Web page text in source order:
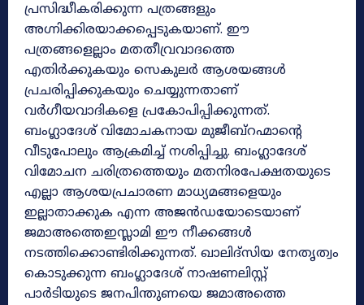
പ്രസിദ്ധീകരിക്കുന്ന പത്രങ്ങളും
അഗ്നിക്കിരയാക്കപ്പെടുകയാണ്. ഈ
പത്രങ്ങളെല്ലാം മതതീവ്രവാദത്തെ
എതിർക്കുകയും സെകുലർ ആശയങ്ങൾ
പ്രചരിപ്പിക്കുകയും ചെയ്യുന്നതാണ്
വർഗീയവാദികളെ പ്രകോപിപ്പിക്കുന്നത്.
ബംഗ്ലാദേശ് വിമോചകനായ മുജീബ്‌റഹ്മാന്റെ
വീടുപോലും ആക്രമിച്ച് നശിപ്പിച്ചു. ബംഗ്ലാദേശ്
വിമോചന ചരിത്രത്തെയും മതനിരപേക്ഷതയുടെ
എല്ലാ ആശയപ്രചാരണ മാധ്യമങ്ങളെയും
ഇല്ലാതാക്കുക എന്ന അജൻഡയോടെയാണ്
ജമാഅത്തെഇസ്ലാമി ഈ നീക്കങ്ങൾ
നടത്തിക്കൊണ്ടിരിക്കുന്നത്. ഖാലിദ്‌സിയ നേതൃത്വം
കൊടുക്കുന്ന ബംഗ്ലാദേശ് നാഷണലിസ്റ്റ്
പാർടിയുടെ ജനപിന്തുണയെ ജമാഅത്തെ